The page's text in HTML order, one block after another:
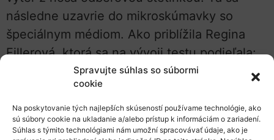
Spravujte súhlas so súbormi
cookie
Na poskytovanie tých najlepších skúseností používame technológie, ako
sú súbory cookie na ukladanie a/alebo prístup k informáciám o zariadení.
Súhlas s týmito technológiami nám umožní spracovávať údaje, ako je
následne uzavrie do mikroskúmavky so
špeciálnym médiom. Ako priblížila Regina
Fillerová, ktorá sa na vývoji testu podieľala:
„Potom sa vírus inaktivuje zahriatím, takže
stráca svoju infekčné schopnosť, a ihneď sa
vykoná hodnotenie pomocou PCR techniky.
Test je veľmi ľahko uskutočniteľný pre